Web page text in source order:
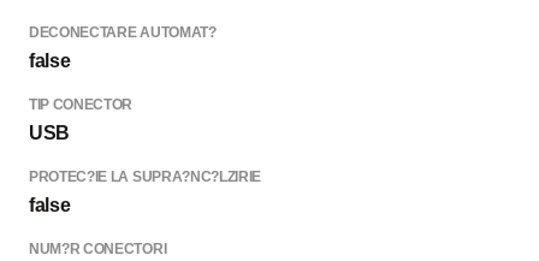
DECONECTARE AUTOMAT?
false
TIP CONECTOR
USB
PROTEC?IE LA SUPRA?NC?LZIRIE
false
NUM?R СONECTORI